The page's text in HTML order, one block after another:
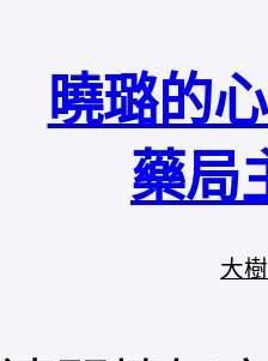
曉璐的
藥局
大